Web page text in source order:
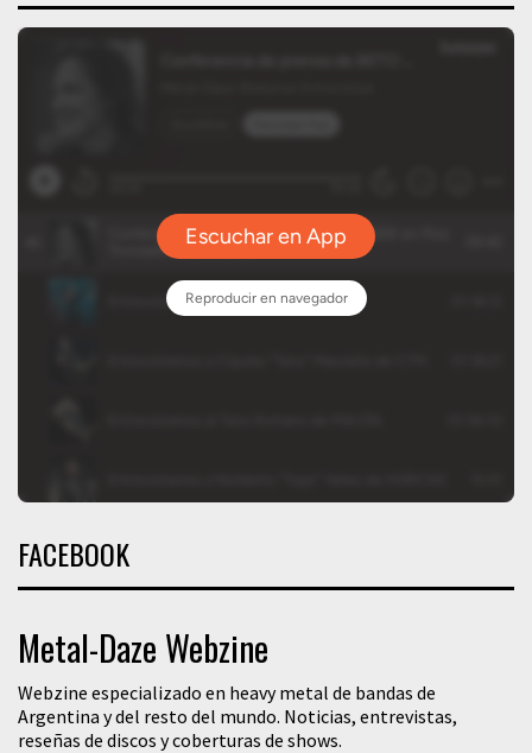
FACEBOOK
Metal-Daze Webzine
Webzine especializado en heavy metal de bandas de
Argentina y del resto del mundo. Noticias, entrevistas,
reseñas de discos y coberturas de shows.